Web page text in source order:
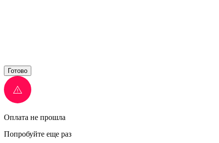
Готово
Оплата не прошла
Попробуйте еще раз